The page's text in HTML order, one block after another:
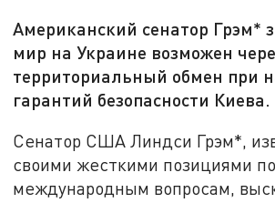
Американский сенатор Грэм*
мир на Украине возможен
территориальный обмен при
гарантий безопасности Киева.
Сенатор США Линдси Грэм*,
своими жесткими позициями
международным вопросам,